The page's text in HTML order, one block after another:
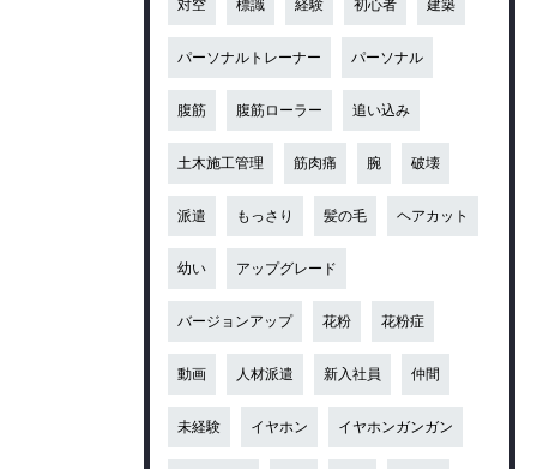
対空 標識 経験 初心者 建築
パーソナルトレーナー パーソナル
腹筋 腹筋ローラー 追い込み
土木施工管理 筋肉痛 腕 破壊
派遣 もっさり 髪の毛 ヘアカット
幼い アップグレード
バージョンアップ 花粉 花粉症
動画 人材派遣 新入社員 仲間
未経験 イヤホン イヤホンガンガン